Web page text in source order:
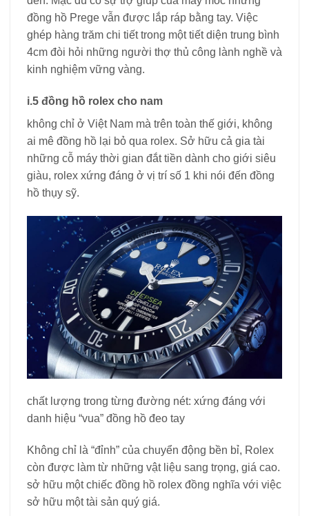
đồng hồ Prege vẫn được lắp ráp bằng tay. Việc
ghép hàng trăm chi tiết trong một tiết diện trung bình
4cm đòi hỏi những người thợ thủ công lành nghề và
kinh nghiệm vững vàng.
i.5 đồng hồ rolex cho nam
không chỉ ở Việt Nam mà trên toàn thế giới, không
ai mê đồng hồ lại bỏ qua rolex. Sở hữu cả gia tài
những cỗ máy thời gian đắt tiền dành cho giới siêu
giàu, rolex xứng đáng ở vị trí số 1 khi nói đến đồng
hồ thụy sỹ.
chất lượng trong từng đường nét: xứng đáng với
danh hiệu “vua” đồng hồ đeo tay
Không chỉ là “đỉnh” của chuyển động bền bỉ, Rolex
còn được làm từ những vật liệu sang trọng, giá cao.
sở hữu một chiếc đồng hồ rolex đồng nghĩa với việc
sở hữu một tài sản quý giá.